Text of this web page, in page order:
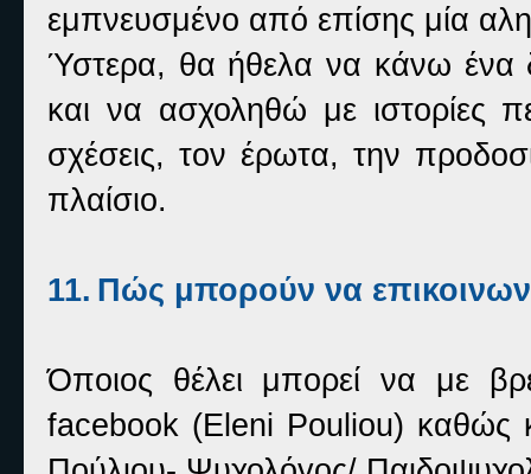
εμπνευσμένο από επίσης μία
Ύστερα, θα ήθελα να κάνω ένα
και να ασχοληθώ με ιστορίες
σχέσεις, τον έρωτα, την
πλαίσιο.
11. Πώς μπορούν να
Όποιος θέλει μπορεί να με
facebook (Eleni Pouliou) καθώς